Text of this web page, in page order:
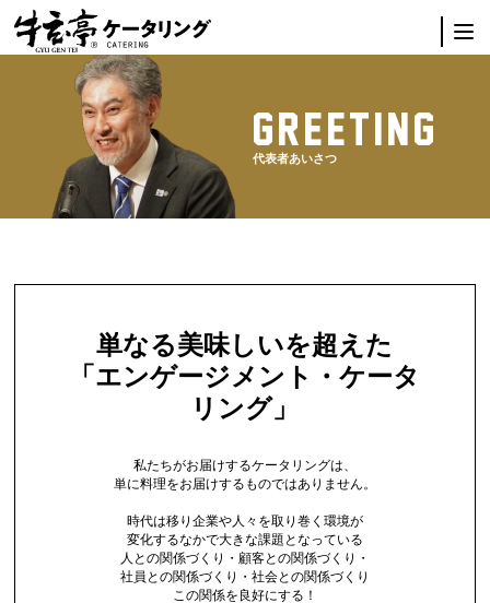
GREETING
代表者あいさつ
単なる美味しいを超えた
「エンゲージメント・ケータ
リング」
私たちがお届けするケータリングは、
単に料理をお届けするものではありません。
時代は移り企業や人々を取り巻く環境が
変化するなかで大きな課題となっている
人との関係づくり・顧客との関係づくり・
社員との関係づくり・社会との関係づくり
この関係を良好にする！